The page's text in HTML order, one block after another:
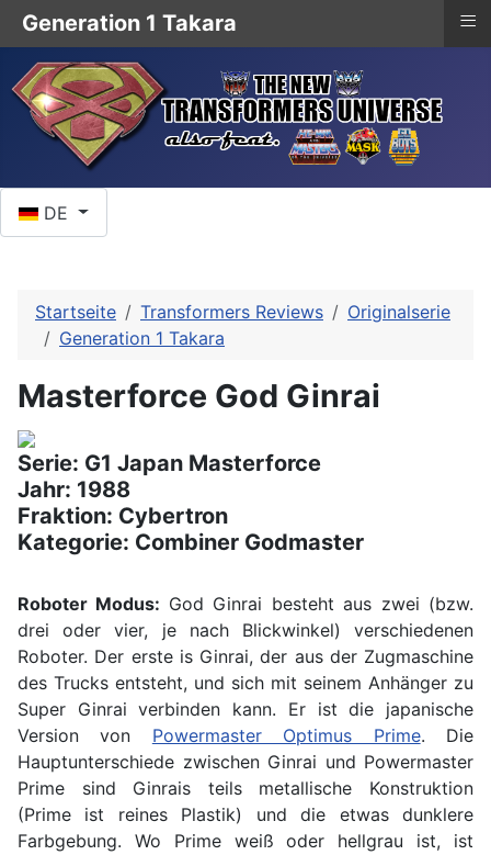
DE
Startseite Transformers Reviews
Originalserie
Generation 1 Takara
Masterforce God Ginrai
Serie: G1 Japan Masterforce
Jahr: 1988
Fraktion: Cybertron
Kategorie: Combiner Godmaster
Roboter Modus: God Ginrai besteht aus zwei (bzw.
drei oder vier, je nach Blickwinkel) verschiedenen
Roboter. Der erste is Ginrai, der aus der Zugmaschine
des Trucks entsteht, und sich mit seinem Anhänger zu
Super Ginrai verbinden kann. Er ist die japanische
Version von Powermaster Optimus Prime. Die
Hauptunterschiede zwischen Ginrai und Powermaster
Prime sind Ginrais teils metallische Konstruktion
(Prime ist reines Plastik) und die etwas dunklere
Farbgebung. Wo Prime weiß oder hellgrau ist, ist
Generation 1 Takara ≡